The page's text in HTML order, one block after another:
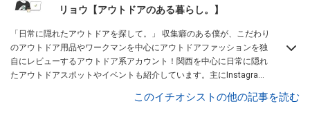
リョウ【アウトドアのある暮らし。】
「日常に隠れたアウトドアを探して。」 収集癖のある僕が、こだわり
のアウトドア用品やワークマンを中心にアウトドアファッションを独
自にレビューするアウトドア系アカウント！関西を中心に日常に隠れ
たアウトドアスポットやイベントも紹介しています。主にInstagram
ば、ぜひ覗きに来てください！お待ちしています！Instagramはこち
このイチオシストの他の記事を読む